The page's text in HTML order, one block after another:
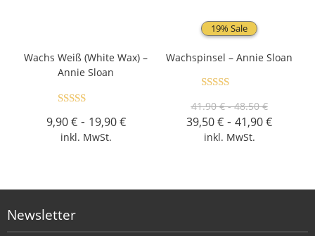
Wachs Weiß (White Wax) –
Annie Sloan
mit
4.72
9,90€- 19,90€
inkl. MwSt.
19% Sale
Wachspinsel – Annie Sloan
von 5
41.90 € - 48.50 €
39,50€ - 41,90€
inkl. MwSt.
Newsletter